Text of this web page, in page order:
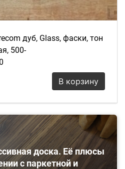
дуб, Glass, фаски, тон
500-
В корзину
доска. Её плюсы
с паркетной и